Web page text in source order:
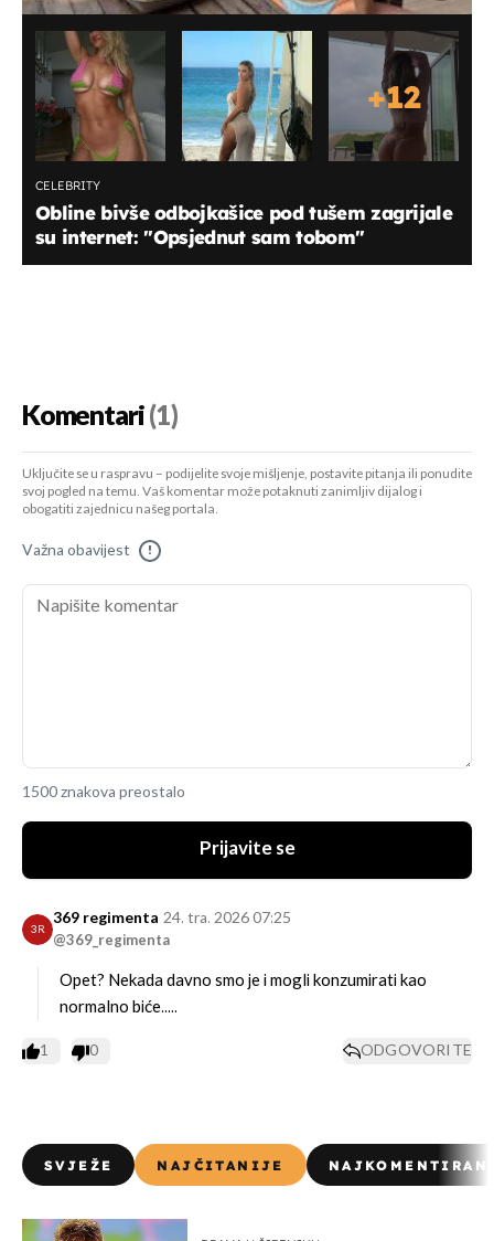
+12
CELEBRITY
Obline bivše odbojkašice pod tušem zagrijale
su internet: ''Opsjednut sam tobom''
Komentari(1)
Uključite se u raspravu – podijelite svoje mišljenje, postavite pitanja ili ponudite
svoj pogled na temu. Vaš komentar može potaknuti zanimljiv dijalog i
obogatiti zajednicu našeg portala.
Važna obavijest !
1500 znakova preostalo
Prijavite se
3R
369 regimenta
@369_regimenta
24. tra. 2026 07:25
Opet? Nekada davno smo je i mogli konzumirati kao
normalno biće.....
1 0 ODGOVORITE
SVJEŽE NAJČITANIJE